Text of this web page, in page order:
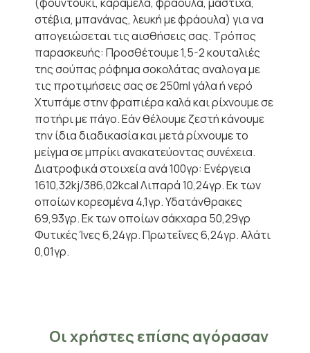
στέβια, μπανάνας, λευκή με φράουλα) για να
απογειώσεται τις αισθήσεις σας. Τρόπος
παρασκευής: Προσθέτουμε 1,5-2 κουταλιές
της σούπας ρόφημα σοκολάτας αναλογα με
τις προτιμήσεις σας σε 250ml γάλα ή νερό
Xτυπάμε στην φραπιέρα καλά και ρίχνουμε σε
ποτήρι με πάγο. Εάν θέλουμε ζεστή κάνουμε
την ίδια διαδικασία και μετά ρίχνουμε το
μείγμα σε μπρίκι ανακατεύοντας συνέχεια.
Διατροφικά στοιχεία ανά 100γρ: Ενέργεια
1610,32kj/386,02kcal Λιπαρά 10,24γρ. Εκ των
οποίων κορεσμένα 4,1γρ. Υδατάνθρακες
69,93γρ. Εκ των οποίων σάκχαρα 50,29γρ
Φυτικές Ίνες 6,24γρ. Πρωτεΐνες 6,24γρ. Αλάτι
0,01γρ.
Οι χρήστες επίσης αγόρασαν